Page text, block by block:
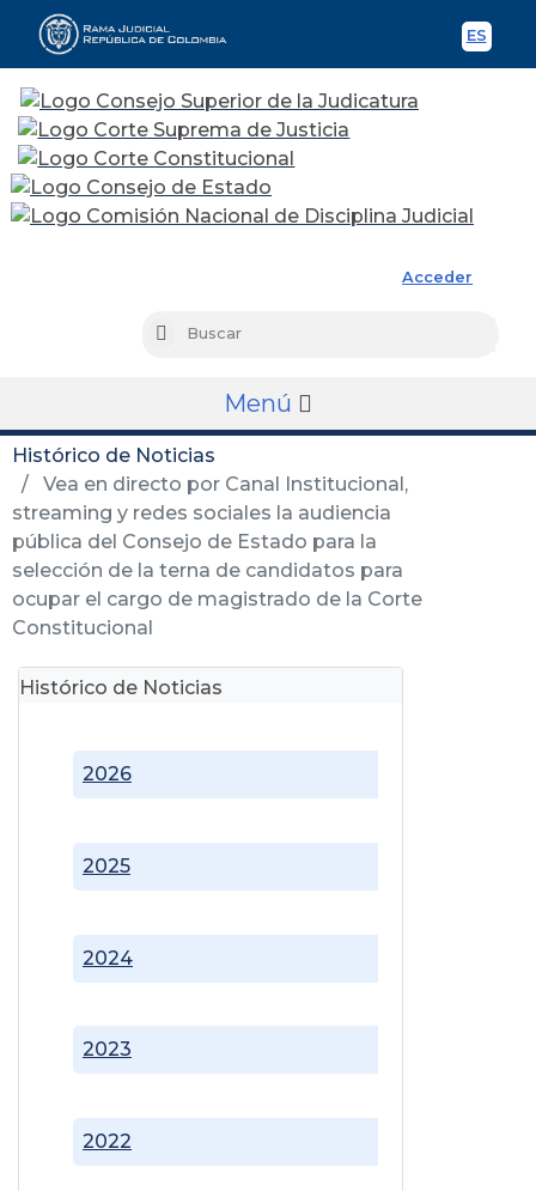
ES
Acceder
Buscar
Menú
Histórico de Noticias
Vea en directo por Canal Institucional,
streaming y redes sociales la audiencia
pública del Consejo de Estado para la
selección de la terna de candidatos para
ocupar el cargo de magistrado de la Corte
Constitucional
Histórico de Noticias
2022
2023
2024
2025
2026